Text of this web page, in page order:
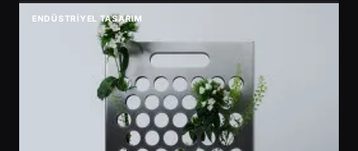
ENDÜSTRIYEL TASARIM